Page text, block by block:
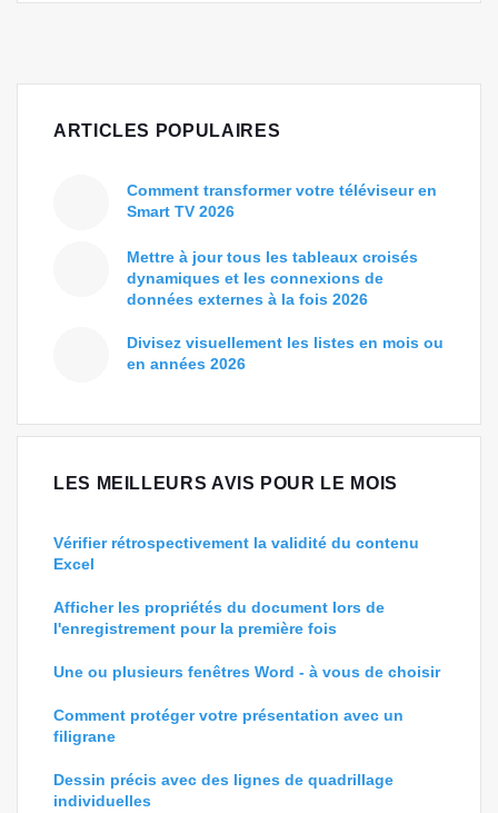
ARTICLES POPULAIRES
Comment transformer votre téléviseur en
Smart TV 2026
Mettre à jour tous les tableaux croisés
dynamiques et les connexions de
données externes à la fois 2026
Divisez visuellement les listes en mois ou
en années 2026
LES MEILLEURS AVIS POUR LE MOIS
Vérifier rétrospectivement la validité du contenu
Excel
Afficher les propriétés du document lors de
l'enregistrement pour la première fois
Une ou plusieurs fenêtres Word - à vous de choisir
Comment protéger votre présentation avec un
filigrane
Dessin précis avec des lignes de quadrillage
individuelles